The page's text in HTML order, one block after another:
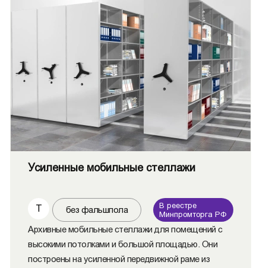
Усиленные мобильные стеллажи
Т без фальшпола
В реестре
Минпромторга РФ
Архивные мобильные стеллажи для помещений с
высокими потолками и большой площадью. Они
построены на усиленной передвижной раме из